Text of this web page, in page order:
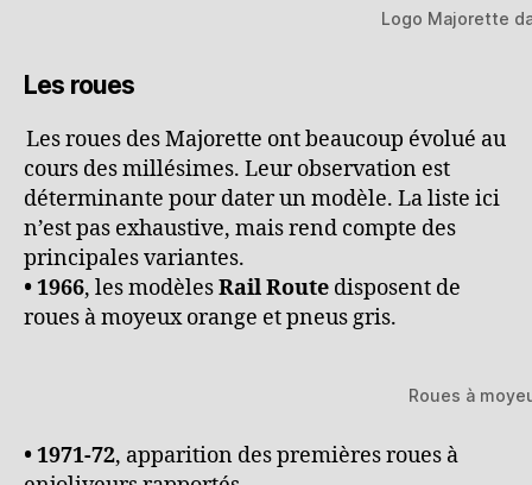
Logo Majorette
Les roues
Les roues des Majorette ont beaucoup évolué au
cours des millésimes. Leur observation est
déterminante pour dater un modèle. La liste ici
n’est pas exhaustive, mais rend compte des
principales variantes.
• 1966, les modèlesRail Route disposent de
roues à moyeux orange et pneus gris.
Roues à
• 1971-72, apparition des premières roues à